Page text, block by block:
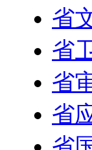
省
省
省
省